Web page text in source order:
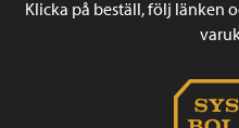
Klicka på beställ, följ länken